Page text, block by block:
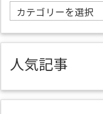
カ
テ
ゴ
ー
人気記事